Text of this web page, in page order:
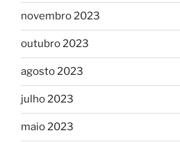
novembro 2023
outubro 2023
agosto 2023
julho 2023
maio 2023